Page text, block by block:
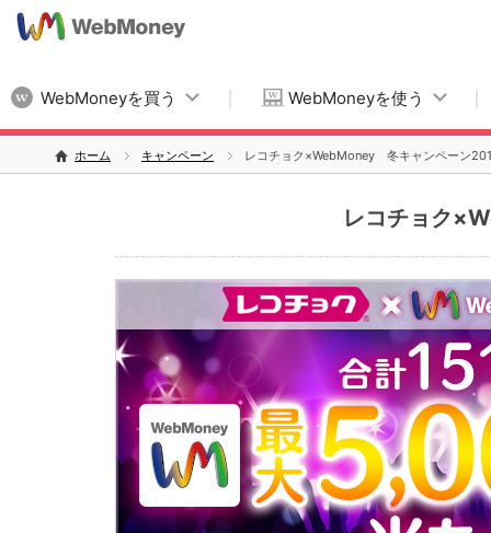
WebMoneyを買う WebMoneyを使う
ホーム キャンペーン レコチョク×WebMoney 冬キャンペーン
レコチョク